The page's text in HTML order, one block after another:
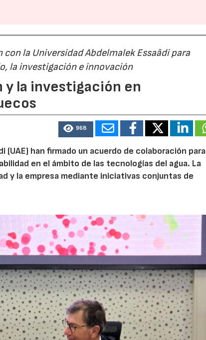
la Universidad Abdelmalek Essaâdi para
la investigación e innovación
y la investigación en
968
(UAE) han firmado un acuerdo de colaboración para
en el ámbito de las tecnologías del agua. La
y la empresa mediante iniciativas conjuntas de